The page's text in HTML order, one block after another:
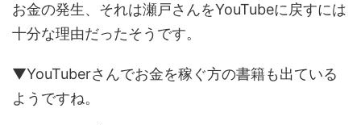
お金の発生、それは瀬戸さんをYouTubeに戻すには
十分な理由だったそうです。
▼YouTuberさんでお金を稼ぐ方の書籍も出ている
ようですね。